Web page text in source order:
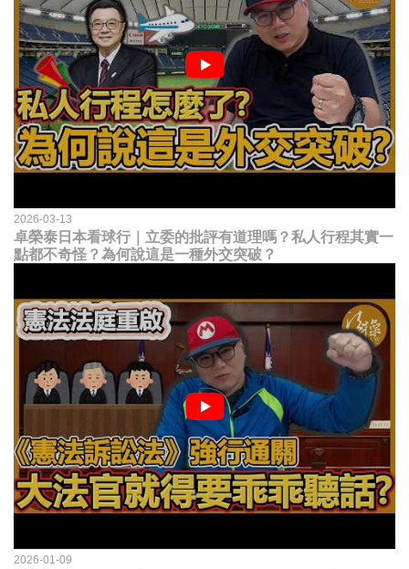
2026-03-13
卓榮泰日本看球行｜立委的批評有道理嗎？私人行程其實一
點都不奇怪？為何說這是一種外交突破？
2026-01-09